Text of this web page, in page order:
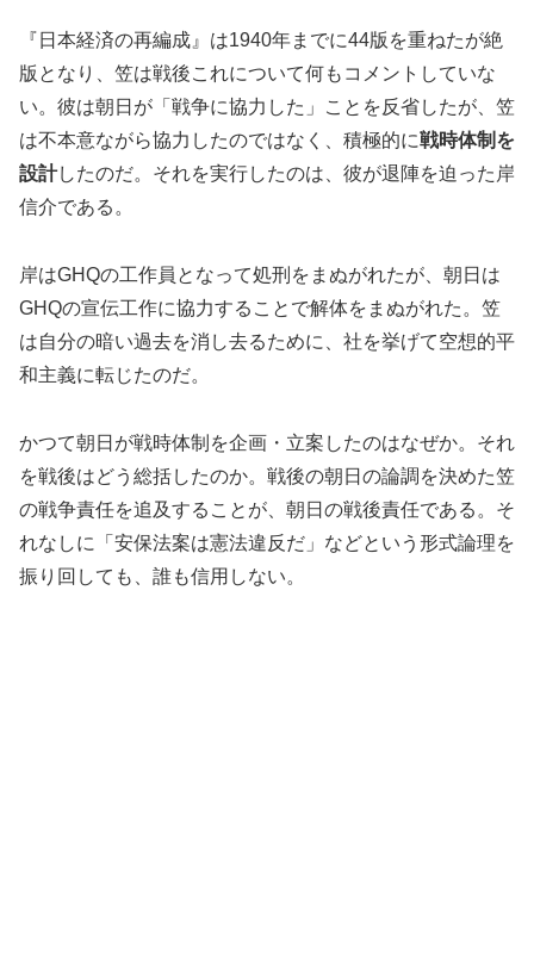
『日本経済の再編成』は1940年までに44版を重ねたが絶
版となり、笠は戦後これについて何もコメントしていな
い。彼は朝日が「戦争に協力した」ことを反省したが、笠
は不本意ながら協力したのではなく、積極的に戦時体制を
設計したのだ。それを実行したのは、彼が退陣を迫った岸
信介である。
岸はGHQの工作員となって処刑をまぬがれたが、朝日は
GHQの宣伝工作に協力することで解体をまぬがれた。笠
は自分の暗い過去を消し去るために、社を挙げて空想的平
和主義に転じたのだ。
かつて朝日が戦時体制を企画・立案したのはなぜか。それ
を戦後はどう総括したのか。戦後の朝日の論調を決めた笠
の戦争責任を追及することが、朝日の戦後責任である。そ
れなしに「安保法案は憲法違反だ」などという形式論理を
振り回しても、誰も信用しない。